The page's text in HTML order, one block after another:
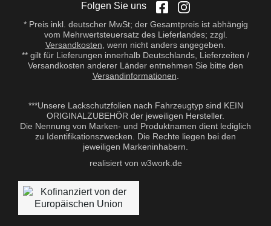
Folgen Sie uns
* Preis inkl. deutscher MwSt; der Gesamtpreis ist abhängig
vom Mehrwertsteuersatz des Lieferlandes; zzgl.
Versandkosten , wenn nicht anders angegeben.
** gilt für Lieferungen innerhalb Deutschlands, Lieferzeiten /
Versandkosten anderer Länder entnehmen Sie bitte den
Versandinformationen
***Unsere Lackschutzfolien nach Fahrzeugtyp sind KEIN
ORIGINALZUBEHÖR der jeweiligen Hersteller.
Die Nennung von Marken- und Produktnamen dient lediglich
zu Identifikationszwecken. Die Rechte liegen bei den
jeweiligen Markeninhabern.
realisiert von w3work.de